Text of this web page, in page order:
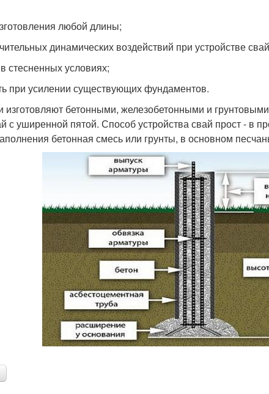
любой длины;
динамических воздействий при устрой­стве
стесненных условиях;
при усилении существующих фундаментов.
бетонными, железобетонными и
с уширенной пятой. Способ устройства свай прост - в
бетонная смесь или грунты, в ос­новном